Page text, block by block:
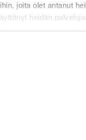
joita olet antanut
heidän
osat
väyläopinnot